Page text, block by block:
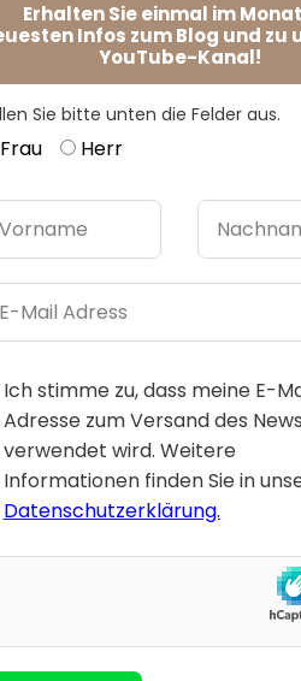
Erhalten Sie einmal im
Infos zum Blog und zu
YouTube-Kanal!
Sie bitte unten die Felder aus.
Frau Herr
Ich stimme zu, dass meine E-
Adresse zum Versand des
verwendet wird. Weitere
Informationen finden Sie in
Datenschutzerklärung.